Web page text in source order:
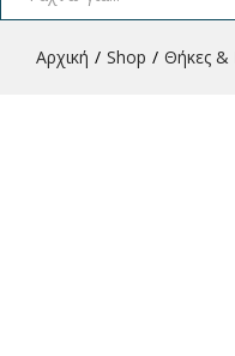
Αρχική / Shop / Θήκες &
Περιγραφή